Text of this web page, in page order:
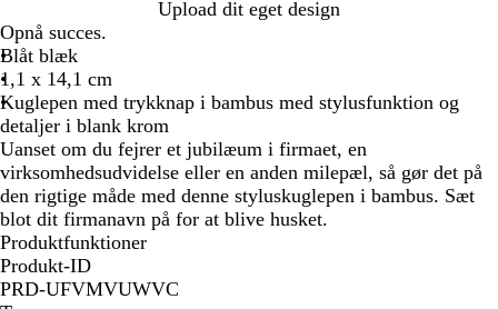
r
æ
Upload dit eget design
Opnå succes.
Blåt blæk
1,1 x 14,1 cm
Kuglepen med trykknap i bambus med stylusfunktion og
detaljer i blank krom
Uanset om du fejrer et jubilæum i firmaet, en
virksomhedsudvidelse eller en anden milepæl, så gør det på
den rigtige måde med denne styluskuglepen i bambus. Sæt
blot dit firmanavn på for at blive husket.
Produktfunktioner
Produkt-ID
PRD-UFVMVUWVC